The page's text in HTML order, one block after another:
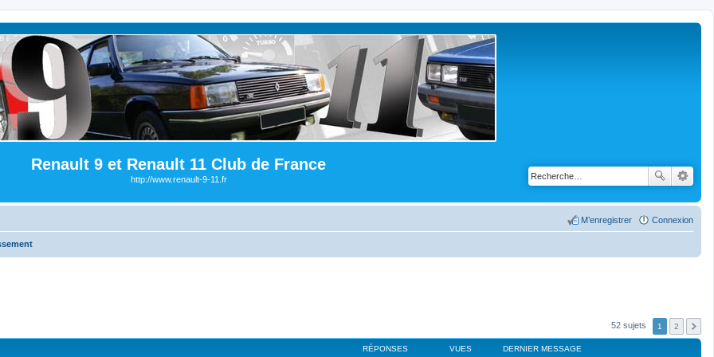
Renault 9 et Renault 11 Club de France
http://www.renault-9-11.fr
Connexion
M’enregistrer
52 sujets 1 2
RÉPONSES VUES DERNIER MESSAGE